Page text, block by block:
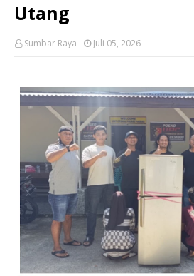
Utang
Sumbar Raya Juli 05, 2026